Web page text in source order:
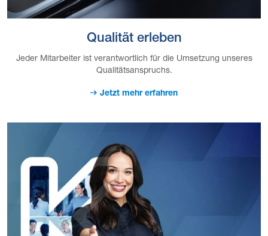
Qualität erleben
Jeder Mitarbeiter ist verantwortlich für die Umsetzung unseres
Qualitätsanspruchs.
Jetzt mehr erfahren